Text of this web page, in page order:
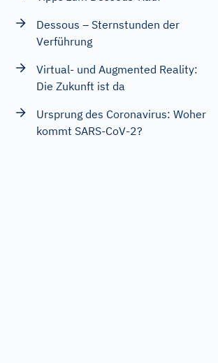
Dessous – Sternstunden der
Verführung
Virtual- und Augmented Reality:
Die Zukunft ist da
Ursprung des Coronavirus: Woher
kommt SARS-CoV-2?